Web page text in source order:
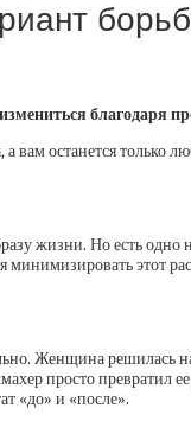
благодаря
вам останется
жизни. Но есть
этот
Женщина решилась
просто
«до» и «после».